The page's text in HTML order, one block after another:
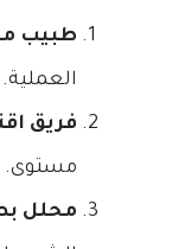
طبيب
العملية.
فريق
مستوى.
محلل